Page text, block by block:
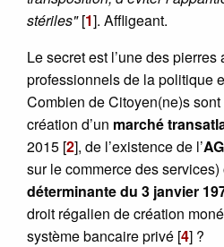
stériles"[1]. Affligeant.
Le secret est l’une des
professionnels de la politique
Combien de Citoyen(ne)s
création d’un marché
2015 [2], de l’existence de l’
sur le commerce des services)
déterminante du 3 janvier
droit régalien de création
système bancaire privé [4] ?